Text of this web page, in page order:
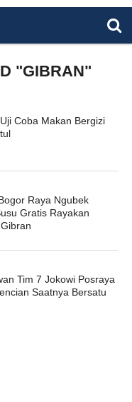
"GIBRAN"
Coba Makan Bergizi
Raya Ngubek
Gratis Rayakan
Tim 7 Jokowi Posraya
Saatnya Bersatu